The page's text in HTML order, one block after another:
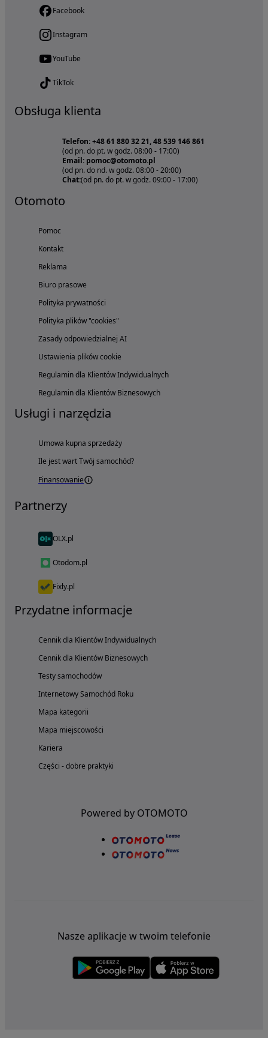
Facebook
Instagram
YouTube
TikTok
Obsługa klienta
Telefon: +48 61 880 32 21, 48 539 146 861
(od pn. do pt. w godz. 08:00 - 17:00)
Email: pomoc@otomoto.pl
(od pn. do nd. w godz. 08:00 - 20:00)
Chat:(od pn. do pt. w godz. 09:00 - 17:00)
Otomoto
Pomoc
Kontakt
Reklama
Biuro prasowe
Polityka prywatności
Polityka plików "cookies"
Zasady odpowiedzialnej AI
Ustawienia plików cookie
Regulamin dla Klientów Indywidualnych
Regulamin dla Klientów Biznesowych
Usługi i narzędzia
Umowa kupna sprzedaży
Ile jest wart Twój samochód?
Finansowanie
Partnerzy
OLX.pl
Otodom.pl
Fixly.pl
Przydatne informacje
Cennik dla Klientów Indywidualnych
Cennik dla Klientów Biznesowych
Testy samochodów
Internetowy Samochód Roku
Mapa kategorii
Mapa miejscowości
Kariera
Części - dobre praktyki
Powered by OTOMOTO
Nasze aplikacje w twoim telefonie